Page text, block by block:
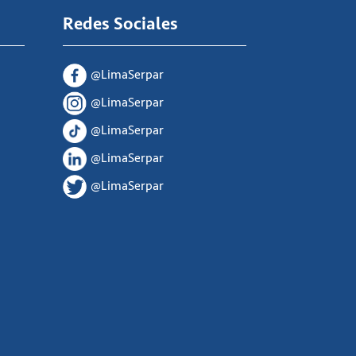
Redes Sociales
@LimaSerpar
@LimaSerpar
@LimaSerpar
@LimaSerpar
@LimaSerpar